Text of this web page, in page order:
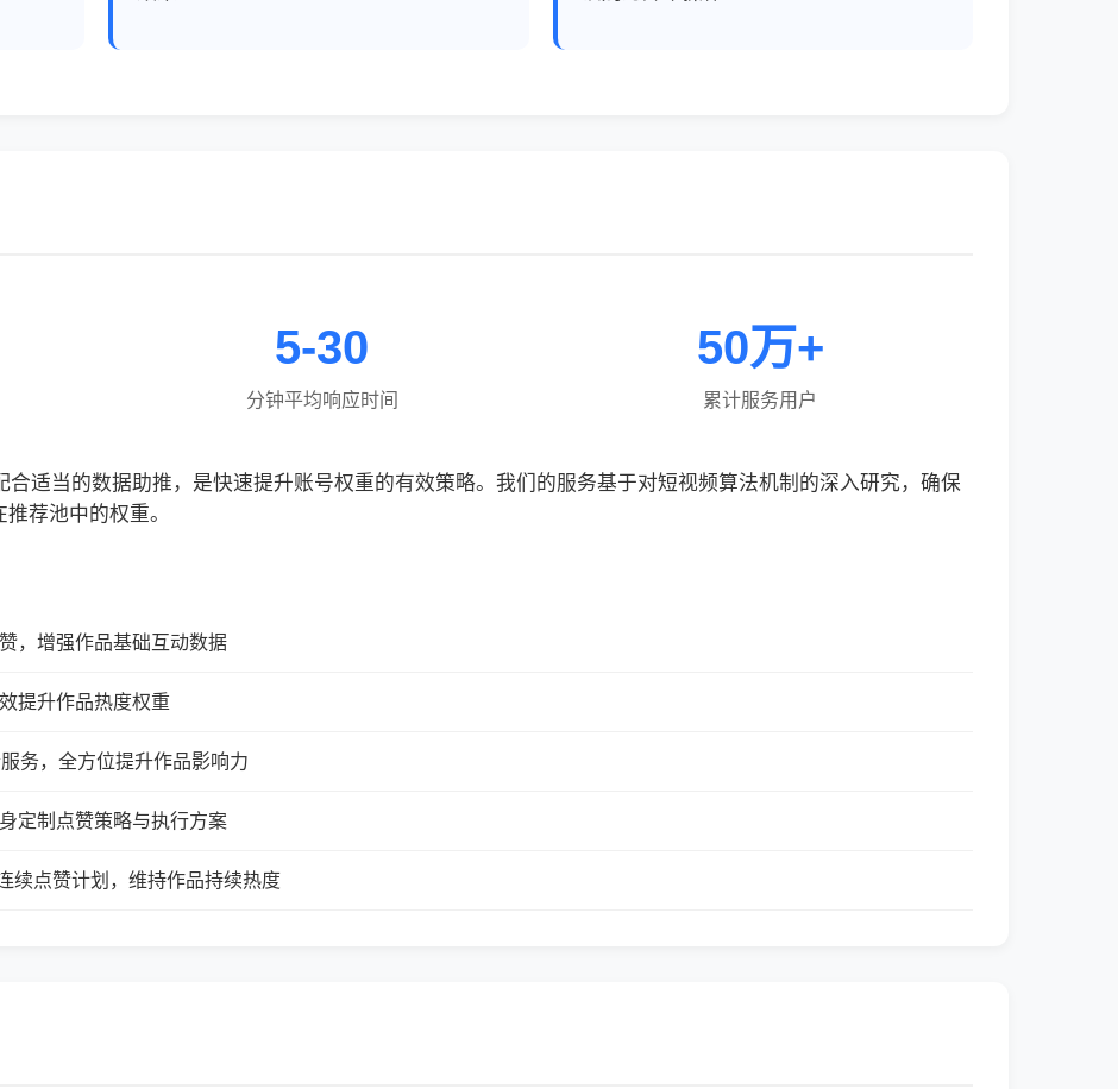
5-30
分钟平均响应时间
50万+
累计服务用户
适当的数据助推，是快速提升账号权重的有效策略。我们的服务基于对短视频算法机制的深入研究，确保
荐池中的权重。
，增强作品基础互动数据
提升作品热度权重
务，全方位提升作品影响力
定制点赞策略与执行方案
续点赞计划，维持作品持续热度